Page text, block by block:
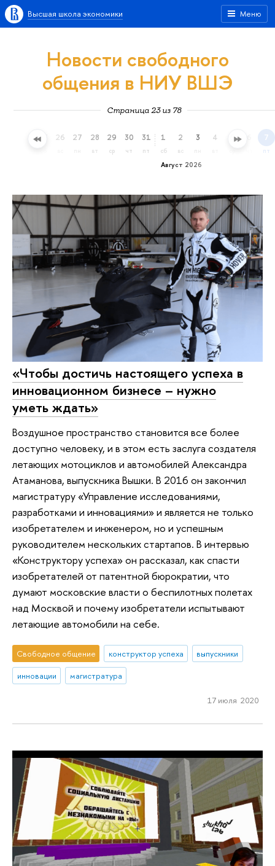
Меню
Высшая школа экономики
Новости свободного
общения в НИУ ВШЭ
Страница 23 из 78
25 26 27 28
вт
29
ср
30
чт
31
пт
Август 2026
1
сб
2
вс
3 4 5 7
пт
«Чтобы достичь настоящего успеха в
инновационном бизнесе – нужно
уметь ждать»
Воздушное пространство становится все более
доступно человеку, и в этом есть заслуга создателя
летающих мотоциклов и автомобилей Александра
Атаманова, выпускника Вышки. В 2016 он закончил
магистратуру «Управление исследованиями,
разработками и инновациями» и является не только
изобретателем и инженером, но и успешным
руководителем нескольких стартапов. В интервью
«Конструктору успеха» он рассказал, как спасти
изобретателей от патентной бюрократии, что
думают московские власти о беспилотных полетах
над Москвой и почему изобретатели испытывают
летающие автомобили на себе.
Свободное общение конструктор успеха
выпускники
инновации
магистратура
17 июля 2020